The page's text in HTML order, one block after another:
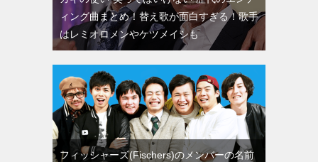
ィング曲まとめ！替え歌が面白すぎる！歌手
はレミオロメンやケツメイシも
フィッシャーズ(Fischers)のメンバーの名前